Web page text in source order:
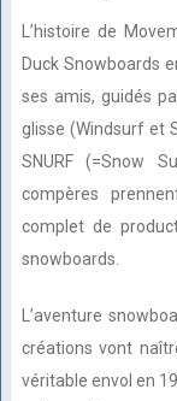
L’histoire de
Duck Snowboards
ses amis, guidés
glisse (Windsurf et
SNURF (=Snow
compères
complet de
snowboards.
L’aventure
créations vont
véritable envol en